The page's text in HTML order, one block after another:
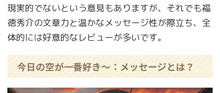
現実的でないという意見もありますが、それでも福
徳秀介の文章力と温かなメッセージ性が際立ち、全
体的には好意的なレビューが多いです。
今日の空が一番好き～：メッセージとは？